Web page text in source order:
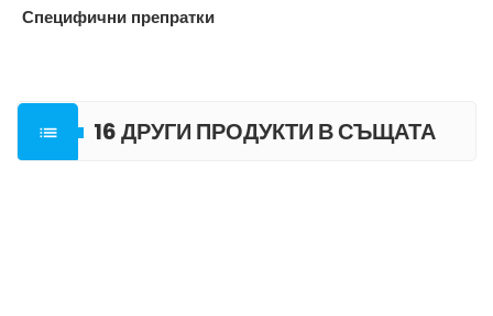
Специфични препратки

16 ДРУГИ ПРОДУКТИ В СЪЩАТА